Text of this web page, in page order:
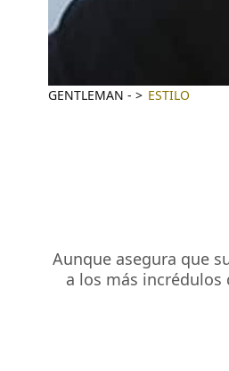
GENTLEMAN - ESTILO
Aunque asegura que
a los más incrédulos